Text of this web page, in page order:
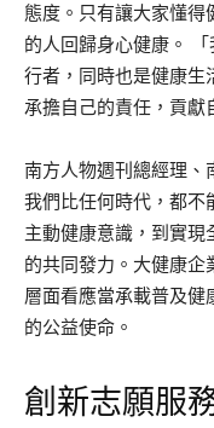
態度。只有讓大家懂得
的人回歸身心健康。
行者，同時也是健康生
承擔自己的責任，貢獻
南方人物週刊總經理、
我們比任何時代，都不
主動健康意識，到實現
的共同發力。大健康
層面看應當承載普及
的公益使命。
創新志願服